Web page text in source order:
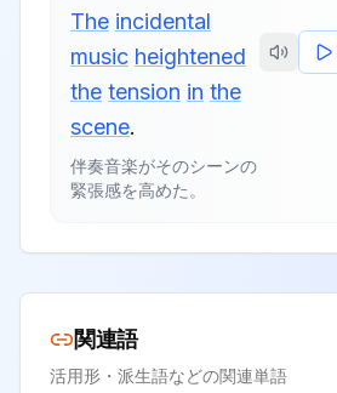
The incidental
music heightened
the tension in the
scene.
伴奏音楽がそのシーンの
緊張感を高めた。
関連語
活用形・派生語などの関連単語